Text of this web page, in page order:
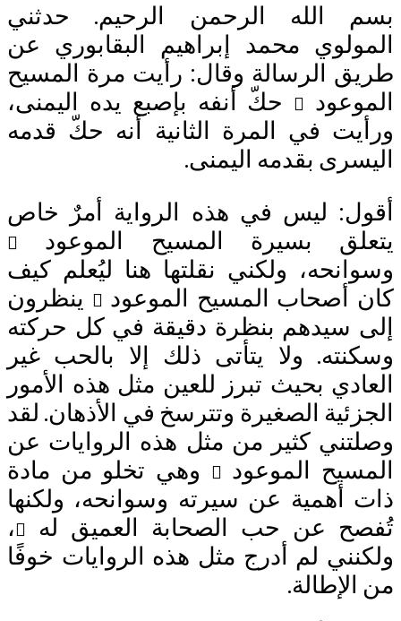
الله الرحمن الرحيم. حدثني
محمد إبراهيم البقابوري عن
الرسالة وقال: رأيت مرة المسيح
حكّ أنفه بإصبع يده اليمنى،
في المرة الثانية أنه حكّ قدمه
بقدمه اليمنى.
ليس في هذه الرواية أمرٌ خاص
بسيرة المسيح الموعود
ولكني نقلتها هنا ليُعلم كيف
أصحاب المسيح الموعود ينظرون
سيدهم بنظرة دقيقة في كل حركته
ولا يتأتى ذلك إلا بالحب غير
بحيث تبرز للعين مثل هذه الأمور
الصغيرة وتترسخ في الأذهان. لقد
كثير من مثل هذه الروايات عن
الموعود وهي تخلو من مادة
أهمية عن سيرته وسوانحه، ولكنها
عن حب الصحابة العميق له
،
لم أدرج مثل هذه الروايات خوفًا